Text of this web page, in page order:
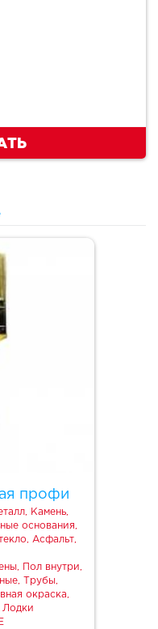
профи
Камень,
основания,
Асфальт,
Пол внутри,
Трубы,
окраска,